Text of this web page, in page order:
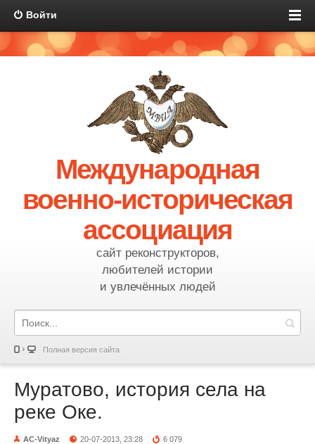
Войти
Международная
военно-историческая
ассоциация
сайт реконструкторов,
любителей истории
и увлечённых людей
Полная версия сайта
Муратово, история села на
реке Оке.
AC-Vityaz 20-07-2013, 23:28 6 079